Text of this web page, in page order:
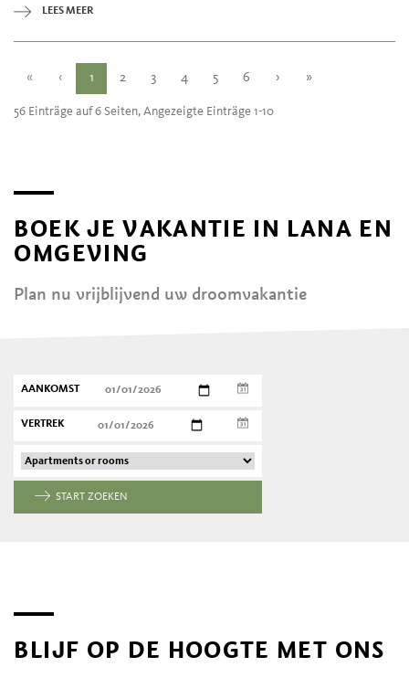
LEES MEER
« ‹ 1 2 3 4 5 6 › »
56 Einträge auf 6 Seiten, Angezeigte Einträge 1-10
BOEK JE VAKANTIE IN LANA EN
OMGEVING
Plan nu vrijblijvend uw droomvakantie
AANKOMST
VERTREK
START ZOEKEN
BLIJF OP DE HOOGTE MET ONS